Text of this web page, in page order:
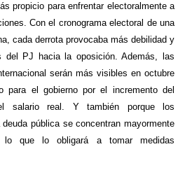
propicio para enfrentar electoralmente a
Con el cronograma electoral de una
cada derrota provocaba más debilidad y
del PJ hacia la oposición. Además, las
serán más visibles en octubre
para el gobierno por el incremento del
salario real. Y también porque los
pública se concentran mayormente
lo que lo obligará a tomar medidas